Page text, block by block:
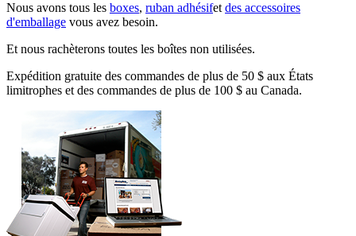
Nous avons tous les boxes, ruban adhésifetdes accessoires
d'emballage vous avez besoin.
Et nous rachèterons toutes les boîtes non utilisées.
Expédition gratuite des commandes de plus de 50 $ aux États
limitrophes et des commandes de plus de 100 $ au Canada.